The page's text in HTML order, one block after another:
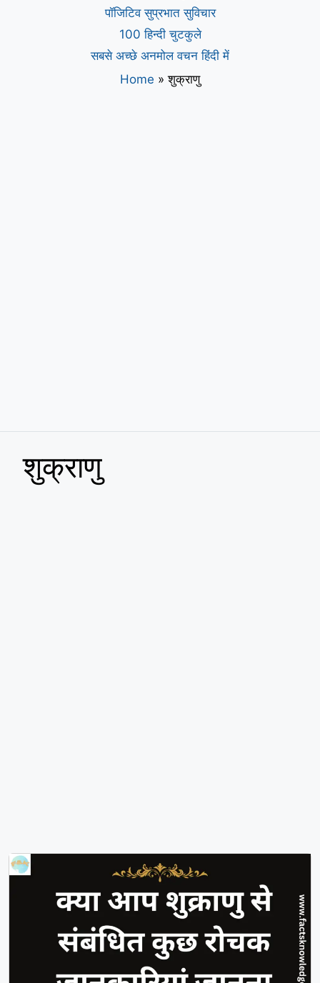
पॉजिटिव सुप्रभात सुविचार
100 हिन्दी चुटकुले
सबसे अच्छे अनमोल वचन हिंदी में
Home »शुक्राणु
शुक्राणु